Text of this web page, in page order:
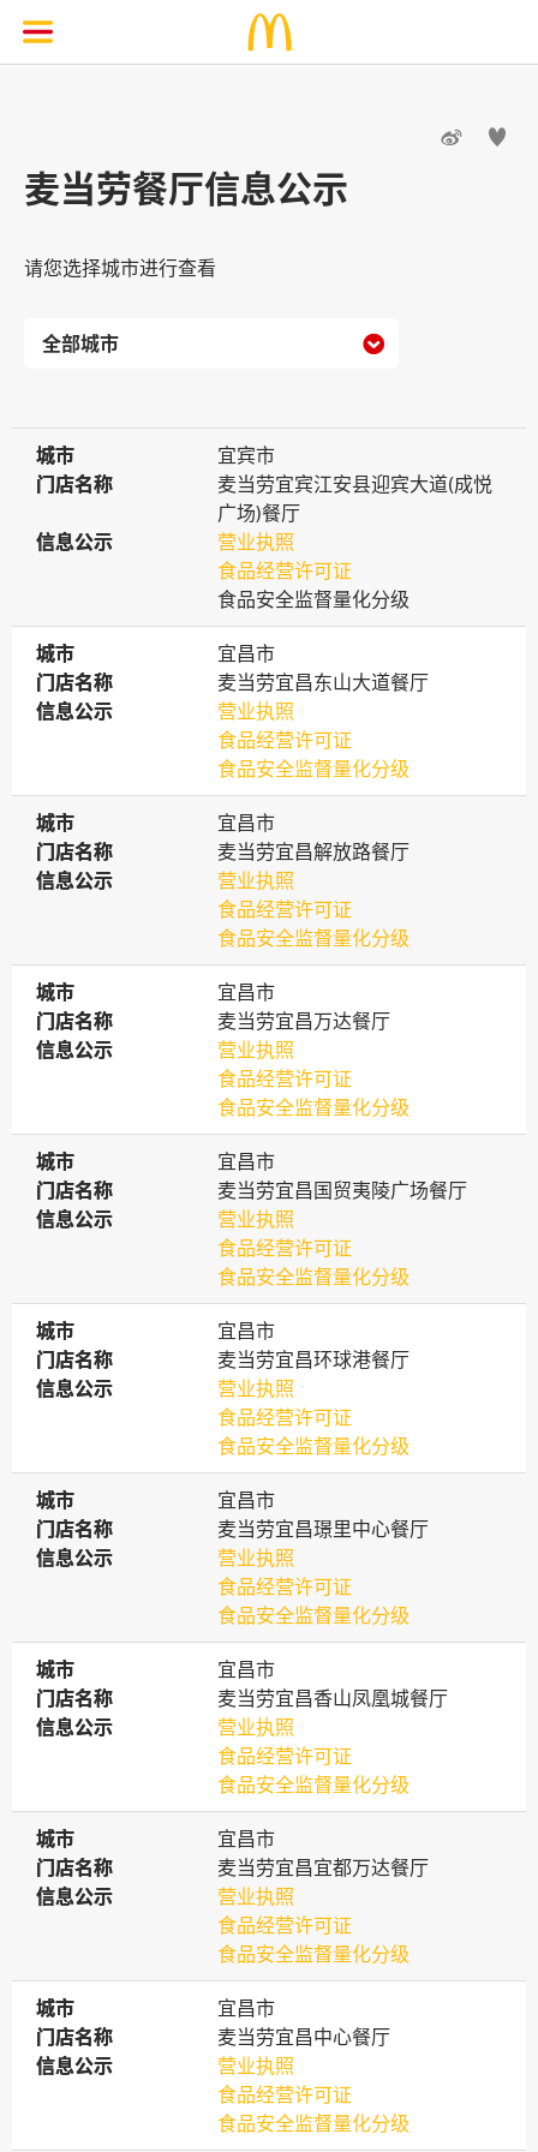
 
麦当劳餐厅信息公示
请您选择城市进行查看

城市
城市
宜宾市
门店名称
门店名称
麦当劳宜宾江安县迎宾大道(成悦
广场)餐厅
信息公示
信息公示
营业执照
食品经营许可证
食品安全监督量化分级
城市
城市
宜昌市
门店名称
门店名称
麦当劳宜昌东山大道餐厅
信息公示
信息公示
营业执照
食品经营许可证
食品安全监督量化分级
城市
城市
宜昌市
门店名称
门店名称
麦当劳宜昌解放路餐厅
信息公示
信息公示
营业执照
食品经营许可证
食品安全监督量化分级
城市
城市
宜昌市
门店名称
门店名称
麦当劳宜昌万达餐厅
信息公示
信息公示
营业执照
食品经营许可证
食品安全监督量化分级
城市
城市
宜昌市
门店名称
门店名称
麦当劳宜昌国贸夷陵广场餐厅
信息公示
信息公示
营业执照
食品经营许可证
食品安全监督量化分级
城市
城市
宜昌市
门店名称
门店名称
麦当劳宜昌环球港餐厅
信息公示
信息公示
营业执照
食品经营许可证
食品安全监督量化分级
城市
城市
宜昌市
门店名称
门店名称
麦当劳宜昌璟里中心餐厅
信息公示
信息公示
营业执照
食品经营许可证
食品安全监督量化分级
城市
城市
宜昌市
门店名称
门店名称
麦当劳宜昌香山凤凰城餐厅
信息公示
信息公示
营业执照
食品经营许可证
食品安全监督量化分级
城市
城市
宜昌市
门店名称
门店名称
麦当劳宜昌宜都万达餐厅
信息公示
信息公示
营业执照
食品经营许可证
食品安全监督量化分级
城市
城市
宜昌市
门店名称
门店名称
麦当劳宜昌中心餐厅
信息公示
信息公示
营业执照
食品经营许可证
食品安全监督量化分级